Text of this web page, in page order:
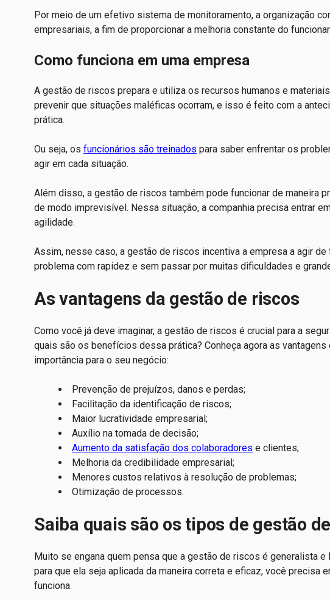
Por meio de um efetivo sistema de monitoramento, a organização
empresariais, a fim de proporcionar a melhoria constante do
Como funciona em uma empresa
A gestão de riscos prepara e utiliza os recursos humanos e
prevenir que situações maléficas ocorram, e isso é feito com a
prática.
Ou seja, os funcionários são treinados para saber enfrentar os
agir em cada situação.
Além disso, a gestão de riscos também pode funcionar de maneira
de modo imprevisível. Nessa situação, a companhia precisa entrar
agilidade.
Assim, nesse caso, a gestão de riscos incentiva a empresa a agir
problema com rapidez e sem passar por muitas dificuldades e
As vantagens da gestão de riscos
Como você já deve imaginar, a gestão de riscos é crucial para a
quais são os benefícios dessa prática? Conheça agora as
importância para o seu negócio:
Prevenção de prejuízos, danos e perdas;
Facilitação da identificação de riscos;
Maior lucratividade empresarial;
Auxílio na tomada de decisão;
Aumento da satisfação dos colaboradores e clientes;
Melhoria da credibilidade empresarial;
Menores custos relativos à resolução de problemas;
Otimização de processos.
Saiba quais são os tipos de gestão
Muito se engana quem pensa que a gestão de riscos é generalista
para que ela seja aplicada da maneira correta e eficaz, você precisa
funciona.